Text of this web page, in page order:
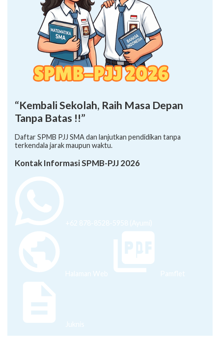
“Kembali Sekolah, Raih Masa Depan
Tanpa Batas !!”
Daftar SPMB PJJ SMA dan lanjutkan pendidikan tanpa
terkendala jarak maupun waktu.
Kontak Informasi SPMB-PJJ 2026
+62 878-8528-5958 (Ayumi)
Halaman Web Pamflet
Juknis